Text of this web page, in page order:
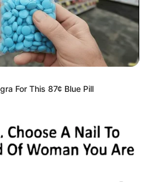
For This 87¢ Blue Pill